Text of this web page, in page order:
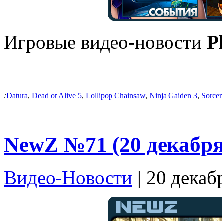
Игровые видео-новости
:Datura, Dead or Alive 5, Lollipop Chainsaw, Ninja Gaiden 3,
NewZ №71 (20
Видео-Новости | 20